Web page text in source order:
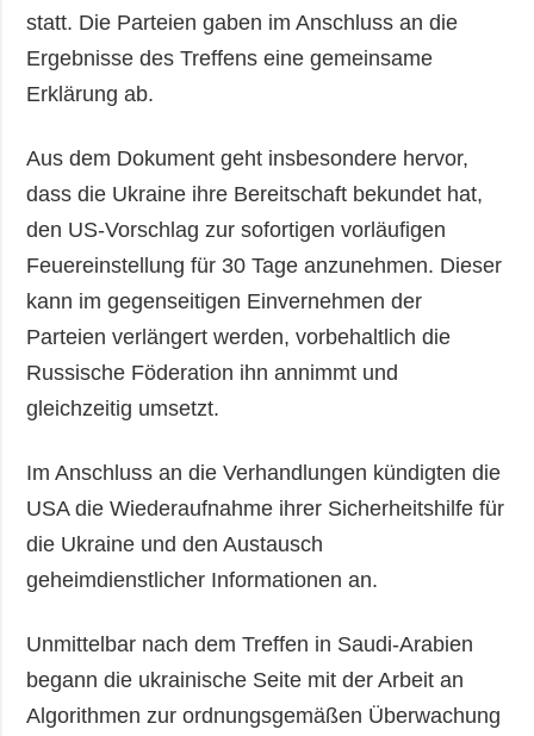
statt. Die Parteien gaben im Anschluss an die
Ergebnisse des Treffens eine gemeinsame
Erklärung ab.
Aus dem Dokument geht insbesondere hervor,
dass die Ukraine ihre Bereitschaft bekundet hat,
den US-Vorschlag zur sofortigen vorläufigen
Feuereinstellung für 30 Tage anzunehmen. Dieser
kann im gegenseitigen Einvernehmen der
Parteien verlängert werden, vorbehaltlich die
Russische Föderation ihn annimmt und
gleichzeitig umsetzt.
Im Anschluss an die Verhandlungen kündigten die
USA die Wiederaufnahme ihrer Sicherheitshilfe für
die Ukraine und den Austausch
geheimdienstlicher Informationen an.
Unmittelbar nach dem Treffen in Saudi-Arabien
begann die ukrainische Seite mit der Arbeit an
Algorithmen zur ordnungsgemäßen Überwachung